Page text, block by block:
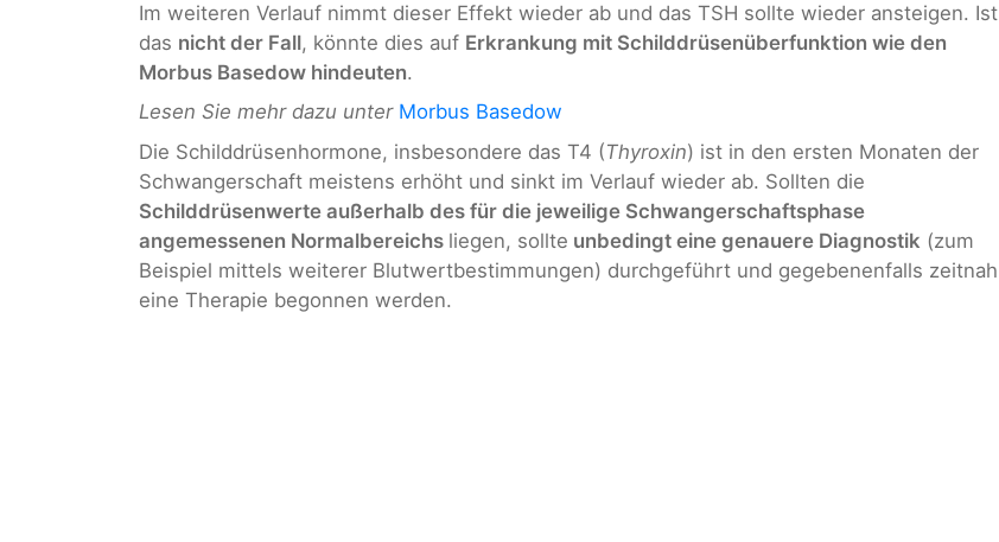
Im weiteren Verlauf nimmt dieser Effekt wieder ab und das TSH sollte wieder ansteigen. Ist
das nicht der Fall, könnte dies auf Erkrankung mit Schilddrüsenüberfunktion wie den
Morbus Basedow hindeuten.
Lesen Sie mehr dazu unter Morbus Basedow
Die Schilddrüsenhormone, insbesondere das T4 (Thyroxin) ist in den ersten Monaten der
Schwangerschaft meistens erhöht und sinkt im Verlauf wieder ab. Sollten die
Schilddrüsenwerte außerhalb des für die jeweilige Schwangerschaftsphase
angemessenen Normalbereichs liegen, sollte unbedingt eine genauere Diagnostik (zum
Beispiel mittels weiterer Blutwertbestimmungen) durchgeführt und gegebenenfalls zeitnah
eine Therapie begonnen werden.